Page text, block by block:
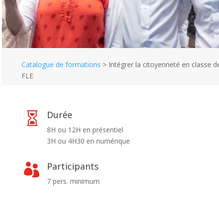
Catalogue de formations > Intégrer la citoyenneté en classe
FLE
 Durée
8H ou 12H en présentiel
3H ou 4H30 en numérique
 Participants
7 pers. minimum